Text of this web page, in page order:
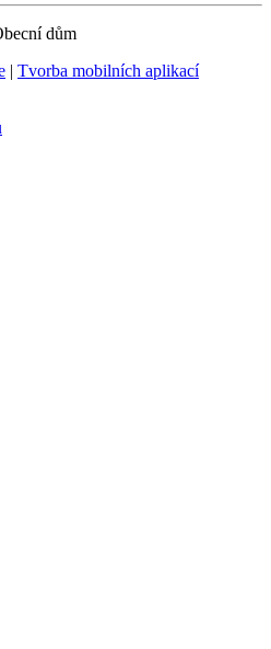
dům
| Tvorba mobilních aplikací